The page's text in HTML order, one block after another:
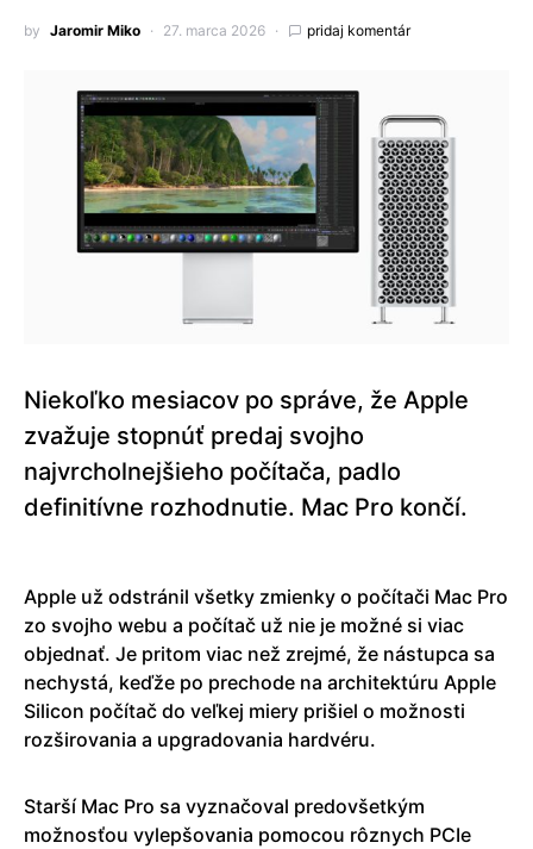
by Jaromir Miko 27. marca 2026 pridaj komentár
Niekoľko mesiacov po správe, že Apple
zvažuje stopnúť predaj svojho
najvrcholnejšieho počítača, padlo
definitívne rozhodnutie. Mac Pro končí.
Apple už odstránil všetky zmienky o počítači Mac Pro
zo svojho webu a počítač už nie je možné si viac
objednať. Je pritom viac než zrejmé, že nástupca sa
nechystá, keďže po prechode na architektúru Apple
Silicon počítač do veľkej miery prišiel o možnosti
rozširovania a upgradovania hardvéru.
Starší Mac Pro sa vyznačoval predovšetkým
možnosťou vylepšovania pomocou rôznych PCIe